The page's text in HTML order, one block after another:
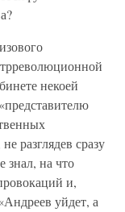
некоей
разглядев сразу
знал, на что
и,
уйдет, а